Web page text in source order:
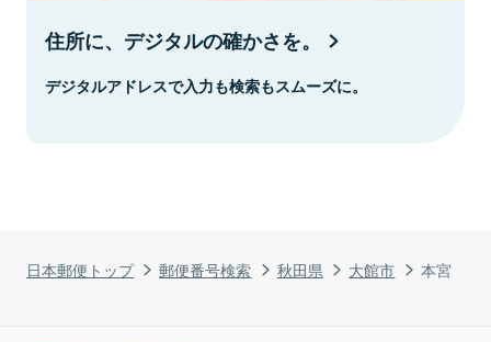
日本郵便トップ 郵便番号検索 秋田県 大館市 本宮
住所に、デジタルの確かさを。
デジタルアドレスで入力も検索もスムーズに。